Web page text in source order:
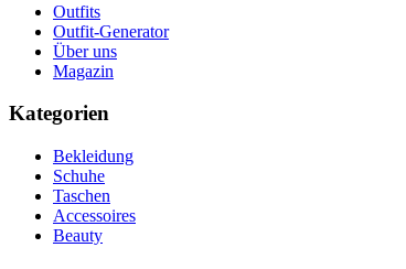
Outfits
Outfit-Generator
Über uns
Magazin
Kategorien
Bekleidung
Schuhe
Taschen
Accessoires
Beauty